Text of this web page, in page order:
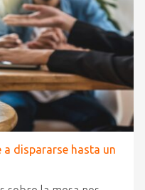
a dispararse hasta un